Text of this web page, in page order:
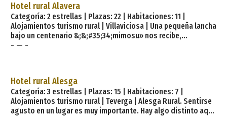
Quijote. El hotel cuenta con un total de 12 habitaciones: 9
habitaciones dobles y 3 habitaciones individuales.
Hotel rural Alavera
Categoría: 2 estrellas | Plazas: 22 | Habitaciones: 11 |
Alojamientos turismo rural | Villaviciosa | Una pequeña lancha
bajo un centenario &;&;#35;34;mimosu» nos recibe,
anticipándonos el doble paisaje que rodea el hotel: verde a
de nuestros visitantes más pequeños; cuenta además con
una
- — -
Hotel rural Alesga
Categoría: 3 estrellas | Plazas: 15 | Habitaciones: 7 |
Alojamientos turismo rural | Teverga | Alesga Rural. Sentirse
agusto en un lugar es muy importante. Hay algo distinto aquí.